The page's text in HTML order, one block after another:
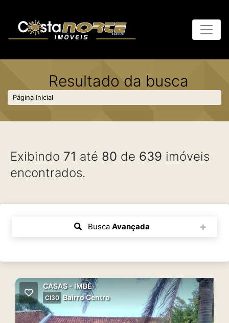
Resultado da busca
Página Inicial
Exibindo 71 até 80 de 639 imóveis
encontrados.
Busca Avançada
CASAS - IMBÉ
CI30 Bairro Centro